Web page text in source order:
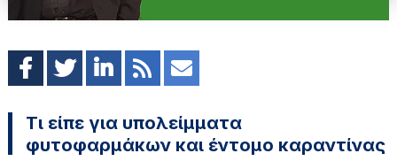
Τι είπε για υπολείμματα
φυτοφαρμάκων και έντομο καραντίνας